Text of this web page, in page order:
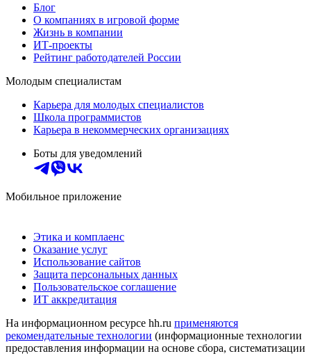
Блог
О компаниях в игровой форме
Жизнь в компании
ИТ-проекты
Рейтинг работодателей России
Молодым специалистам
Карьера для молодых специалистов
Школа программистов
Карьера в некоммерческих организациях
Боты для уведомлений
Мобильное приложение
Этика и комплаенс
Оказание услуг
Использование сайтов
Защита персональных данных
Пользовательское соглашение
ИТ аккредитация
На информационном ресурсе hh.ru применяются
рекомендательные технологии (информационные технологии
предоставления информации на основе сбора, систематизации